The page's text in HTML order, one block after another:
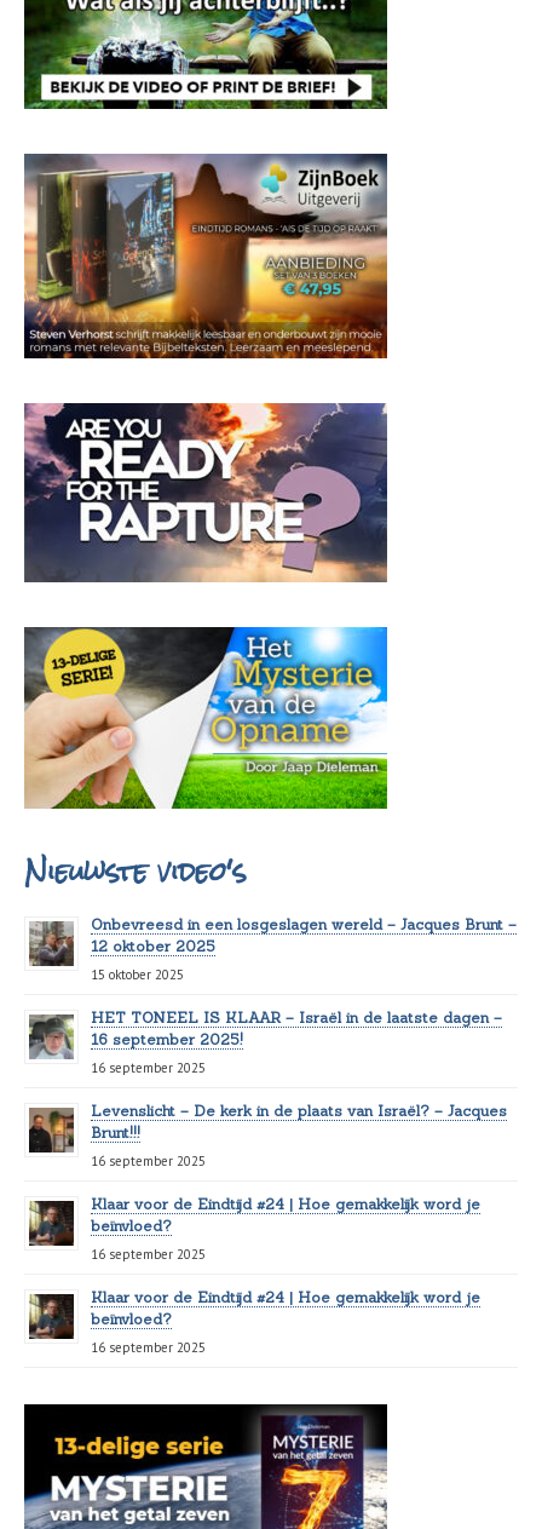
Nieuwste video's
Onbevreesd in een losgeslagen wereld – Jacques Brunt –
12 oktober 2025
15 oktober 2025
HET TONEEL IS KLAAR – Israël in de laatste dagen –
16 september 2025!
16 september 2025
Levenslicht – De kerk in de plaats van Israël? – Jacques
Brunt!!!
16 september 2025
Klaar voor de Eindtijd #24 | Hoe gemakkelijk word je
beïnvloed?
16 september 2025
Klaar voor de Eindtijd #24 | Hoe gemakkelijk word je
beïnvloed?
16 september 2025